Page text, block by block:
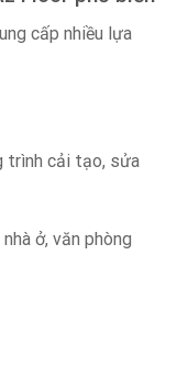
cấp nhiều lựa
trình cải tạo, sửa
ở, văn phòng